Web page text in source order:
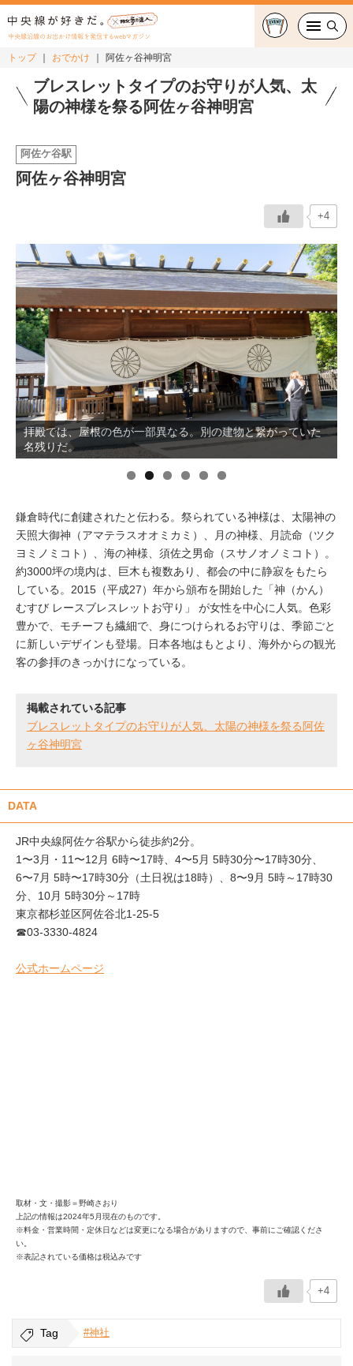
中央線沿線のお出かけ情報を発信するwebマガジン
グルメ・カフェ
スイーツ・テイクアウト
おでかけ
特集
連載
中央線フェス
イベント情報
おしらせ
トップ おでかけ 阿佐ヶ谷神明宮
ブレスレットタイプのお守りが人気、太
陽の神様を祭る阿佐ヶ谷神明宮
阿佐ケ谷駅
阿佐ヶ谷神明宮
+4
拝殿では、屋根の色が一部異なる。別の建物と繋がっていた
名残りだ。
鎌倉時代に創建されたと伝わる。祭られている神様は、太陽神の
天照大御神（アマテラスオオミカミ）、月の神様、月読命（ツク
ヨミノミコト）、海の神様、須佐之男命（スサノオノミコト）。
約3000坪の境内は、巨木も複数あり、都会の中に静寂をもたら
している。2015（平成27）年から頒布を開始した「神（かん）
むすび レースブレスレットお守り」 が女性を中心に人気。色彩
豊かで、モチーフも繊細で、身につけられるお守りは、季節ごと
に新しいデザインも登場。日本各地はもとより、海外からの観光
客の参拝のきっかけになっている。
掲載されている記事
ブレスレットタイプのお守りが人気、太陽の神様を祭る阿佐
ヶ谷神明宮
DATA
JR中央線阿佐ケ谷駅から徒歩約2分。
1〜3月・11〜12月 6時〜17時、4〜5月 5時30分〜17時30分、
6〜7月 5時〜17時30分（土日祝は18時）、8〜9月 5時～17時30
分、10月 5時30分～17時
東京都杉並区阿佐谷北1-25-5
☎03-3330-4824
公式ホームページ
取材・文・撮影＝野崎さおり
上記の情報は2024年5月現在のものです。
※料金・営業時間・定休日などは変更になる場合がありますので、事前にご確認くださ
い。
※表記されている価格は税込みです
+4
Tag #神社